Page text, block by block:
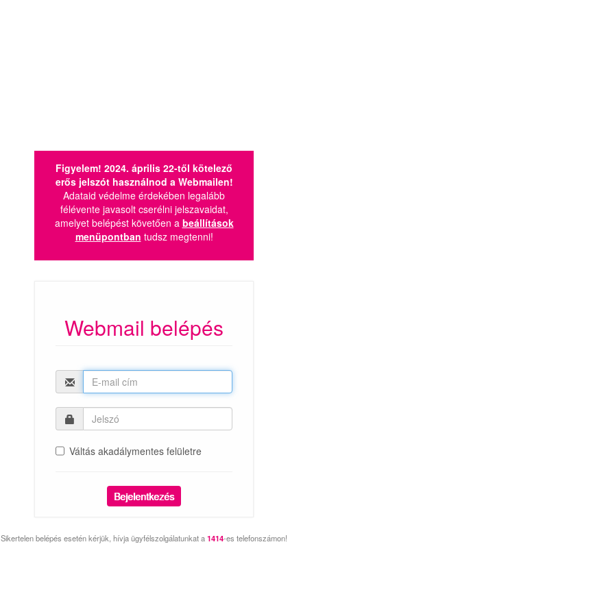
Figyelem! 2024. április 22-től kötelező
erős jelszót használnod a Webmailen!
Adataid védelme érdekében legalább
félévente javasolt cserélni jelszavaidat,
amelyet belépést követően a beállítások
menüpontban tudsz megtenni!
Webmail belépés
Váltás akadálymentes felületre
Sikertelen belépés esetén kérjük, hívja ügyfélszolgálatunkat a1414-es telefonszámon!